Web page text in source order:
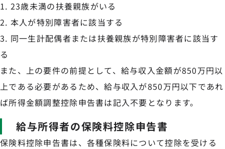
23歳未満の扶養親族がいる
本人が特別障害者に該当する
同一生計配偶者または扶養親族が特別障害者に該当す
る
また、上の要件の前提として、給与収入金額が850万円以
上である必要があるため、給与収入が850万円以下であれ
ば所得金額調整控除申告書は記入不要となります。
給与所得者の保険料控除申告書
保険料控除申告書は、各種保険料について控除を受ける